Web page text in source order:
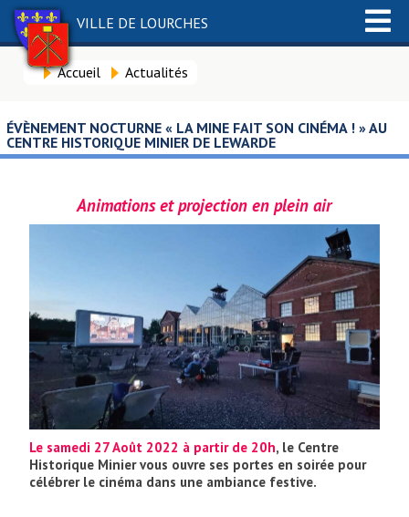
VILLE DE LOURCHES
Accueil Actualités
ÉVÈNEMENT NOCTURNE « LA MINE FAIT SON CINÉMA ! » AU
CENTRE HISTORIQUE MINIER DE LEWARDE
Animations et projection en plein air
Le samedi 27 Août 2022 à partir de 20h, le Centre
Historique Minier vous ouvre ses portes en soirée pour
célébrer le cinéma dans une ambiance festive.